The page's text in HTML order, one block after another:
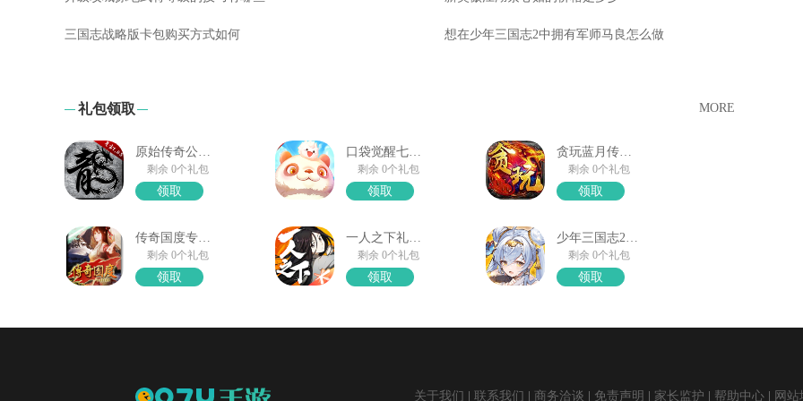
三国志战略版卡包购买方式如何 想在少年三国志2中拥有军师马良怎么做
礼包领取 MORE
原始传奇公测大礼包
剩余 0个礼包
领取
口袋觉醒七夕礼包
剩余 0个礼包
领取
贪玩蓝月传奇来了
剩余 0个礼包
领取
传奇国度专属礼包领取
剩余 0个礼包
领取
一人之下礼包领取
剩余 0个礼包
领取
少年三国志2礼包奖励
剩余 0个礼包
领取
关于我们 联系我们 商务洽谈 免责声明 家长监护 帮助中心 网站